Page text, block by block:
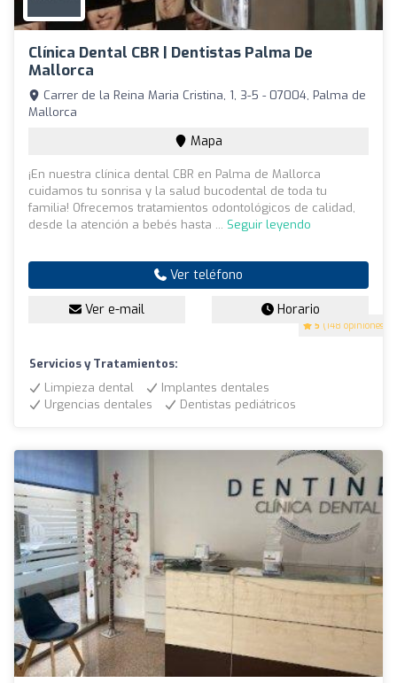
Clínica Dental CBR | Dentistas Palma De
Mallorca
5 (148 opiniones)
Carrer de la Reina Maria Cristina, 1, 3-5 - 07004, Palma de
Mallorca
Mapa
¡En nuestra clínica dental CBR en Palma de Mallorca
cuidamos tu sonrisa y la salud bucodental de toda tu
familia! Ofrecemos tratamientos odontológicos de calidad,
desde la atención a bebés hasta ... Seguir leyendo
Ver teléfono
Ver e-mail Horario
Servicios y Tratamientos:
Limpieza dental
Implantes dentales
Urgencias dentales
Dentistas pediátricos